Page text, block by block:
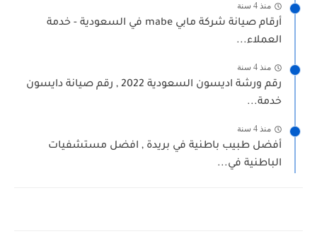
منذ 4 سنة
أرقام صيانة شركة مابي mabe في السعودية - خدمة
العملاء...
منذ 4 سنة
رقم ورشة اديسون السعودية 2022 , رقم صيانة دايسون
خدمة...
منذ 4 سنة
أفضل طبيب باطنية في بريدة , افضل مستشفيات
الباطنية في...